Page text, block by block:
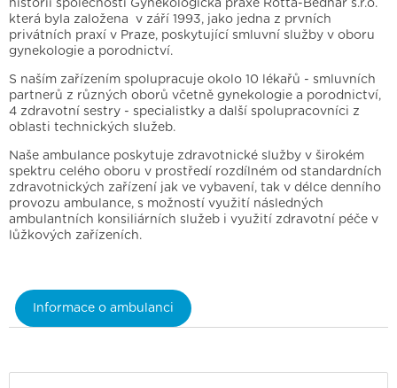
historii společnosti Gynekologická praxe Rotta-Bednář s.r.o.
která byla založena v září 1993, jako jedna z prvních
privátních praxí v Praze, poskytující smluvní služby v oboru
gynekologie a porodnictví.
S naším zařízením spolupracuje okolo 10 lékařů - smluvních
partnerů z různých oborů včetně gynekologie a porodnictví,
4 zdravotní sestry - specialistky a další spolupracovníci z
oblasti technických služeb.
Naše ambulance poskytuje zdravotnické služby v širokém
spektru celého oboru v prostředí rozdílném od standardních
zdravotnických zařízení jak ve vybavení, tak v délce denního
provozu ambulance, s možností využití následných
ambulantních konsiliárních služeb i využití zdravotní péče v
lůžkových zařízeních.
Informace o ambulanci